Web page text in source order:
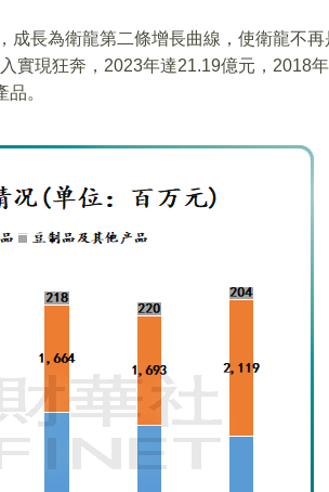
成長為衛龍第二條增長曲線，使衛龍不
實現狂奔，2023年達21.19億元，2018
。